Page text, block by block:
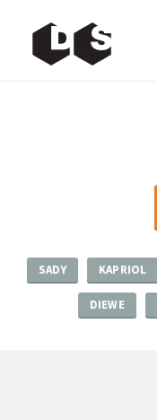
SADY KAPRIOL
DIEWE